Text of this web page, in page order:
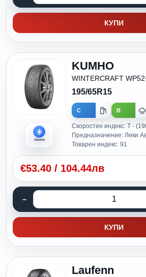
КУПИ
Зимни
KUMHO
WINTERCRAFT
195/65R15
C B
Скоростен индекс: T -
Предназначение: Леки
Товарен индекс: 91
€53.40 / 104.44лв
КУПИ
Laufenn